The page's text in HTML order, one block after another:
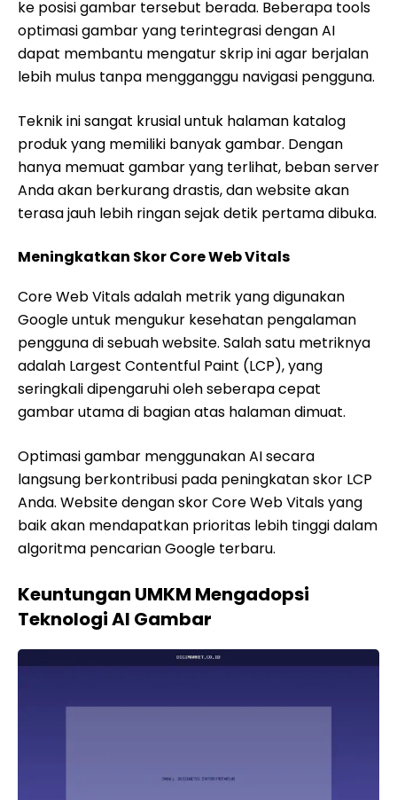
ke posisi gambar tersebut berada. Beberapa tools
optimasi gambar yang terintegrasi dengan AI
dapat membantu mengatur skrip ini agar berjalan
lebih mulus tanpa mengganggu navigasi pengguna.
Teknik ini sangat krusial untuk halaman katalog
produk yang memiliki banyak gambar. Dengan
hanya memuat gambar yang terlihat, beban server
Anda akan berkurang drastis, dan website akan
terasa jauh lebih ringan sejak detik pertama dibuka.
Meningkatkan Skor Core Web Vitals
Core Web Vitals adalah metrik yang digunakan
Google untuk mengukur kesehatan pengalaman
pengguna di sebuah website. Salah satu metriknya
adalah Largest Contentful Paint (LCP), yang
seringkali dipengaruhi oleh seberapa cepat
gambar utama di bagian atas halaman dimuat.
Optimasi gambar menggunakan AI secara
langsung berkontribusi pada peningkatan skor LCP
Anda. Website dengan skor Core Web Vitals yang
baik akan mendapatkan prioritas lebih tinggi dalam
algoritma pencarian Google terbaru.
Keuntungan UMKM Mengadopsi
Teknologi AI Gambar